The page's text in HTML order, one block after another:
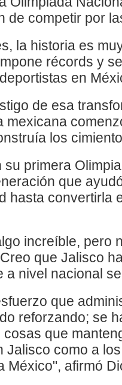
de competir por
la historia es
récords y
en
de esa
mexicana
los
su primera
que
hasta convertirla
increíble, pero
que Jalisco
a nivel nacional
que
reforzando; se
que
Jalisco como a
México", afirmó